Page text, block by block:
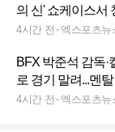
의 신' 쇼케이스서
4시간 전 엑스포츠뉴
BFX 박준석 감독
로 경기 말려...멘
(LCK) [인터뷰]
4시간 전 엑스포츠뉴